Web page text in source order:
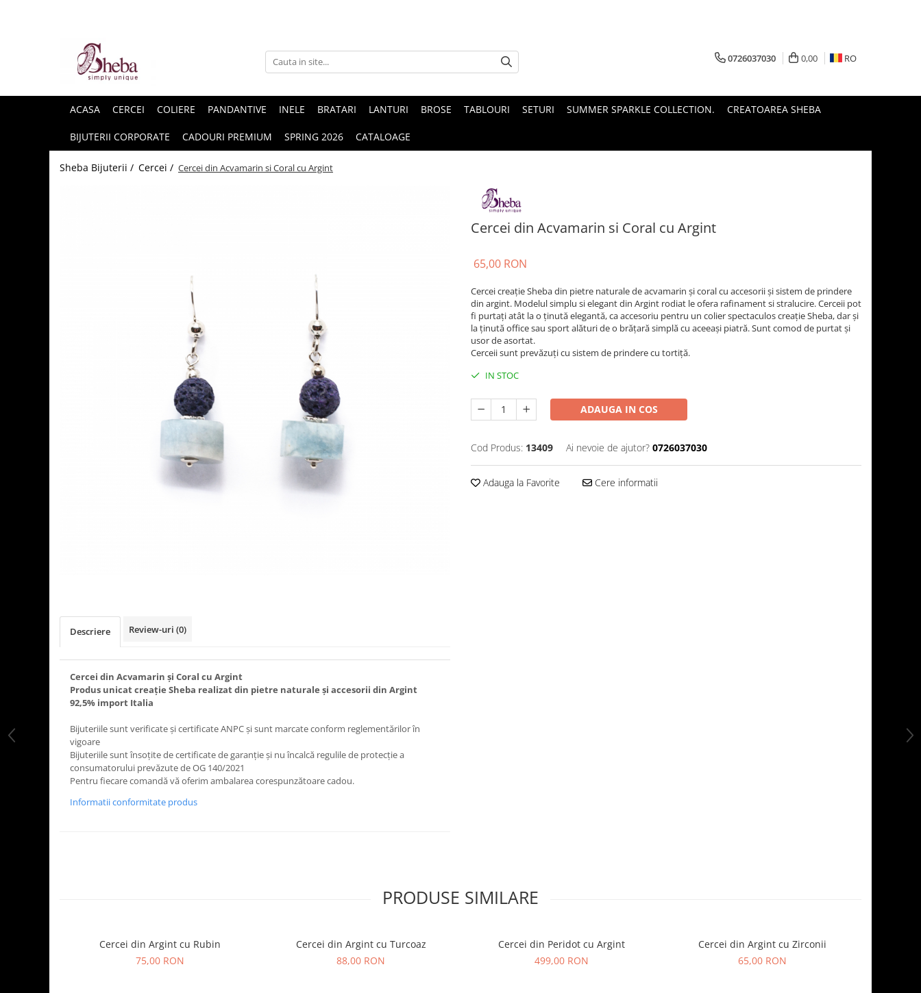
0726037030 0,00 RO
ACASA CERCEI COLIERE PANDANTIVE INELE BRATARI LANTURI BROSE TABLOURI SETURI SUMMER SPARKLE COLLECTION. CREATOAREA SHEBA
BIJUTERII CORPORATE CADOURI PREMIUM SPRING 2026 CATALOAGE
Sheba Bijuterii / Cercei / Cercei din Acvamarin si Coral cu Argint
Cercei din Acvamarin si Coral cu Argint
65,00 RON
Cercei creație Sheba din pietre naturale de acvamarin și coral cu accesorii și sistem de prindere
din argint. Modelul simplu si elegant din Argint rodiat le ofera rafinament si stralucire. Cerceii pot
fi purtați atât la o ținută elegantă, ca accesoriu pentru un colier spectaculos creație Sheba, dar și
la ținută office sau sport alături de o brățară simplă cu aceeași piatră. Sunt comod de purtat și
usor de asortat.
Cerceii sunt prevăzuți cu sistem de prindere cu tortiță.
IN STOC
ADAUGA IN COS
Cod Produs: 13409 Ai nevoie de ajutor? 0726037030
Adauga la Favorite Cere informatii
Descriere Review-uri (0)
Cercei din Acvamarin și Coral cu Argint
Produs unicat creație Sheba realizat din pietre naturale și accesorii din Argint
92,5% import Italia
Bijuteriile sunt verificate şi certificate ANPC și sunt marcate conform reglementărilor în
vigoare
Bijuteriile sunt însoţite de certificate de garanţie și nu încalcă regulile de protecție a
consumatorului prevăzute de OG 140/2021
Pentru fiecare comandă vă oferim ambalarea corespunzătoare cadou.
Informatii conformitate produs
PRODUSE SIMILARE
Cercei din Argint cu Rubin
75,00 RON
Cercei din Argint cu Turcoaz
88,00 RON
Cercei din Peridot cu Argint
499,00 RON
Cercei din Argint cu Zirconii
65,00 RON